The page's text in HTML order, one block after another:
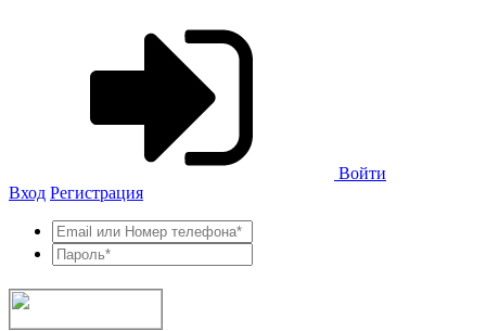
Войти
Вход Регистрация